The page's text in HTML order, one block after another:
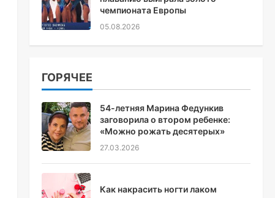
чемпионата Европы
05.08.2026
ГОРЯЧЕЕ
54-летняя Марина Федункив
заговорила о втором ребенке:
«Можно рожать десятерых»
27.03.2026
Как накрасить ногти лаком